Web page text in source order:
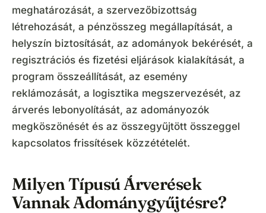
meghatározását, a szervezőbizottság
létrehozását, a pénzösszeg megállapítását, a
helyszín biztosítását, az adományok bekérését, a
regisztrációs és fizetési eljárások kialakítását, a
program összeállítását, az esemény
reklámozását, a logisztika megszervezését, az
árverés lebonyolítását, az adományozók
megköszönését és az összegyűjtött összeggel
kapcsolatos frissítések közzétételét.
Milyen Típusú Árverések
Vannak Adománygyűjtésre?